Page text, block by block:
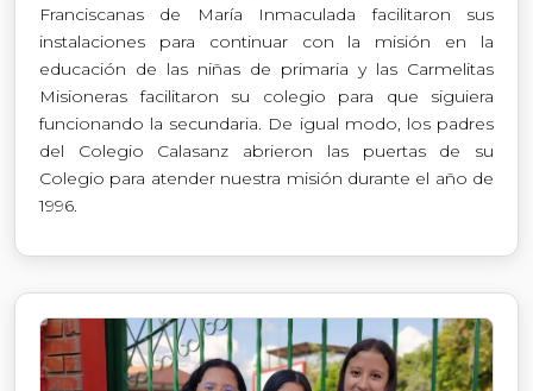
Franciscanas de María Inmaculada facilitaron sus
instalaciones para continuar con la misión en la
educación de las niñas de primaria y las Carmelitas
Misioneras facilitaron su colegio para que siguiera
funcionando la secundaria. De igual modo, los padres
del Colegio Calasanz abrieron las puertas de su
Colegio para atender nuestra misión durante el año de
1996.